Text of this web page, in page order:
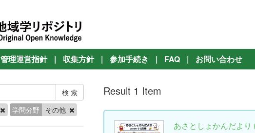
管理運営指針 | 収集方針 | 参加手続き | FAQ | お問い合わせ
学問分野 その他
Result 1 Item
あさとしょかんだよ